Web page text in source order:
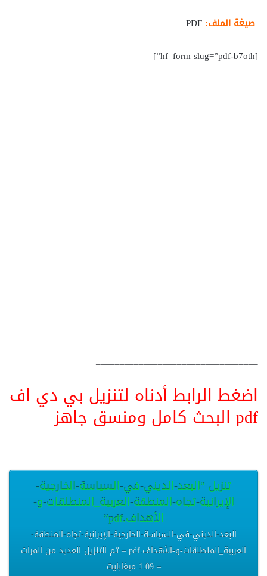
صيغة الملف:
[hf_form slug=”pdf-b7oth”]
__________________________________
اضغط الرابط أدناه لتنزيل بي دي اف
pdf البحث كامل ومنسق جاهز
تنزيل “البعد-الديني-في-السياسة-الخارجية-
الإيرانية-تجاه-المنطقة-العربية_المنطلقات-و-
الأهداف.pdf”
البعد-الديني-في-السياسة-الخارجية-الإيرانية-تجاه-المنطقة-
العربية_المنطلقات-و-الأهداف.pdf – تم التنزيل العديد من المرات
– 1.09 ميغابايت